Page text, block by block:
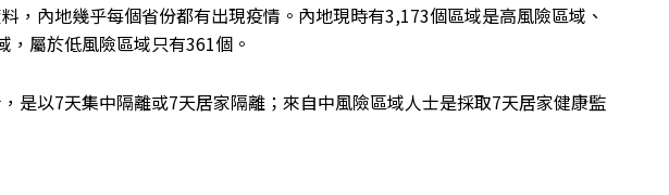
，內地幾乎每個省份都有出現疫情。內地現時有3,173個區域是高風險區域、
，屬於低風險區域只有361個。
是以7天集中隔離或7天居家隔離；來自中風險區域人士是採取7天居家健康監